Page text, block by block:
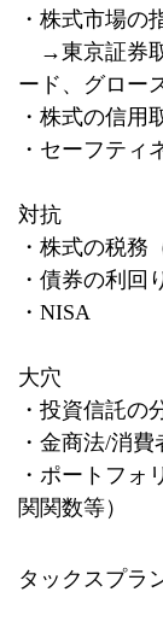
・株式市場の
→東京証券取
ード、グロー
・株式の信用
・セーフティ
対抗
・株式の税務
・債券の利回
・ NISA
大穴
・投資信託の
・金商法/消費
・ポートフォ
関関数等）
タックスプラ